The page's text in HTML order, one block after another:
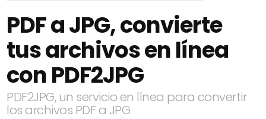
PDF a JPG, convierte
tus archivos en línea
con PDF2JPG
PDF2JPG, un servicio en línea para convertir
los archivos PDF a JPG.